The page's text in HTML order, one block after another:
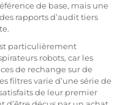
de base, mais une
rapports d’audit tiers
particulièrement
robots, car les
de rechange sur de
filtres varie d’une série de
de leur premier